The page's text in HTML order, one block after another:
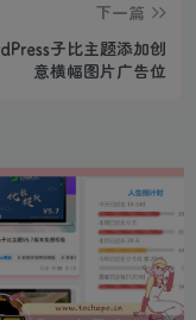
下一篇
子比主题添加创
意横幅图片广告位